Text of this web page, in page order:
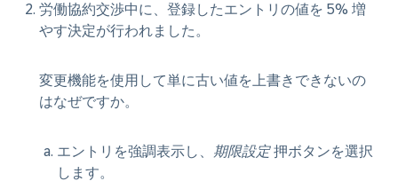
労働協約交渉中に、登録したエントリの値を 5% 増
やす決定が行われました。
変更機能を使用して単に古い値を上書きできないの
はなぜですか。
エントリを強調表示し、 期限設定押ボタンを選択
します。